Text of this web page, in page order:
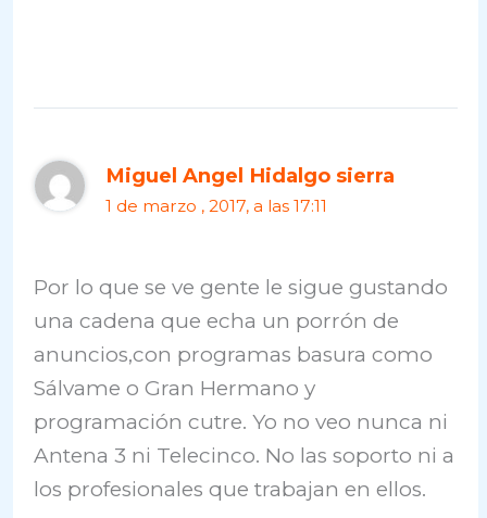
Miguel Angel Hidalgo sierra
1 de marzo , 2017, a las 17:11
Por lo que se ve gente le sigue gustando
una cadena que echa un porrón de
anuncios,con programas basura como
Sálvame o Gran Hermano y
programación cutre. Yo no veo nunca ni
Antena 3 ni Telecinco. No las soporto ni a
los profesionales que trabajan en ellos.